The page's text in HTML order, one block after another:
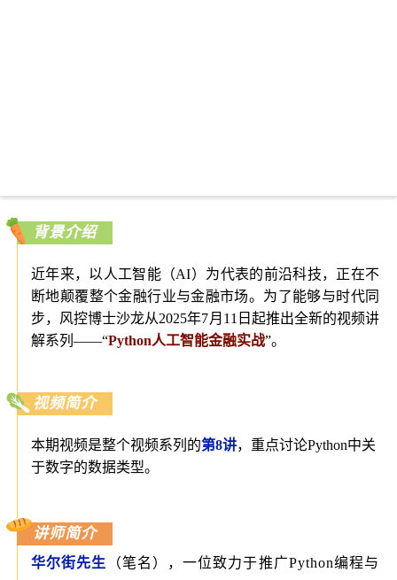
背景介绍
近年来，以人工智能（AI）为代表的前沿科技，正在不
断地颠覆整个金融行业与金融市场。为了能够与时代同
步，风控博士沙龙从2025年7月11日起推出全新的视频讲
解系列——“Python人工智能金融实战”。
视频简介
本期视频是整个视频系列的第8讲，重点讨论Python中关
于数字的数据类型。
讲师简介
华尔街先生
（笔名），一位致力于推广Python编程与